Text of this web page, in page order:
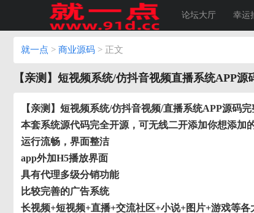
论坛大厅 幸运
就一点 > 商业源码 > 正文
【亲测】短视频系统/仿抖音视频直播系统APP源
【亲测】短视频系统/仿抖音视频/直播系统APP源码完
本套系统源代码完全开源，可无线二开添加你想添加
运行流畅，界面整洁
app外加H5播放界面
具有代理多级分销功能
比较完善的广告系统
长视频+短视频+直播+交流社区+小说+图片+游戏等各